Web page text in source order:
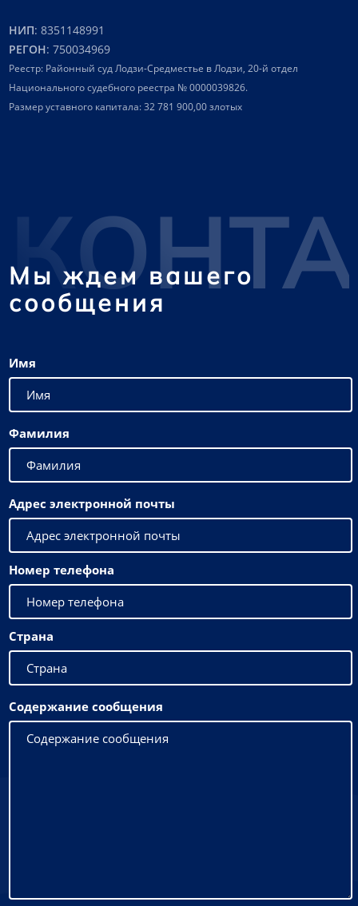
НИП: 8351148991
РЕГОН: 750034969
Реестр: Районный суд Лодзи-Средместье в Лодзи, 20-й отдел
Национального судебного реестра № 0000039826.
Размер уставного капитала: 32 781 900,00 злотых
Мы ждем вашего
сообщения
Имя
Фамилия
Адрес электронной почты
Номер телефона
Страна
Содержание сообщения